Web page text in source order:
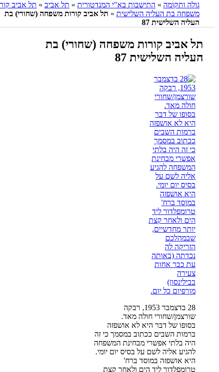
גולה ותקומה»התישבות בא"י המנדטורית»תל אביב»תל אביב קורות
משפחה בת העליה השלישית»תל אביב קורות משפחה (שחורי) בת
העליה השלישית 87
תל אביב קורות משפחה (שחורי) בת
העליה השלישית 87
28 בדצמבר 1953, רבקה
שורצמן/שחורי חולה מאד.
בסופו של דבר היא לא אושפזה
ברמות השבים ככתוב במסמך כי זה
היה בלתי אפשרי מבחינת המשפחה
להגיע אליה לשם על בסיס יום יומי.
היא אושפזה במוסד ברח'
טרומפלדור ליד הים ולאחר קצת